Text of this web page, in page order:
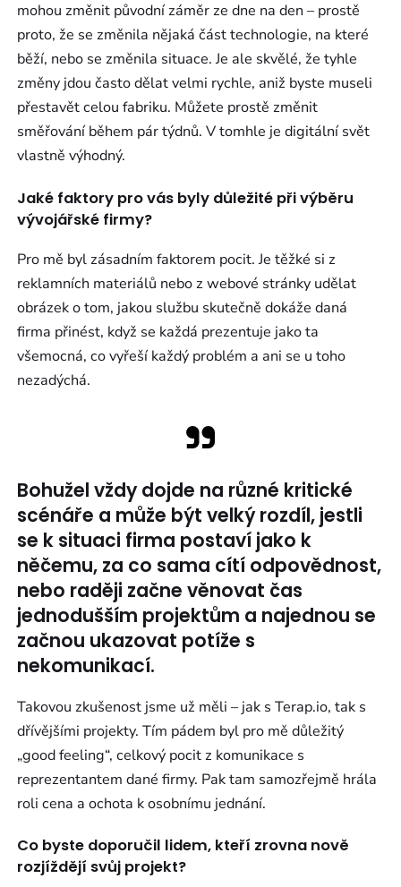
mohou změnit původní záměr ze dne na den – prostě
proto, že se změnila nějaká část technologie, na které
běží, nebo se změnila situace. Je ale skvělé, že tyhle
změny jdou často dělat velmi rychle, aniž byste museli
přestavět celou fabriku. Můžete prostě změnit
směřování během pár týdnů. V tomhle je digitální svět
vlastně výhodný.
Jaké faktory pro vás byly důležité při výběru
vývojářské firmy?
Pro mě byl zásadním faktorem pocit. Je těžké si z
reklamních materiálů nebo z webové stránky udělat
obrázek o tom, jakou službu skutečně dokáže daná
firma přinést, když se každá prezentuje jako ta
všemocná, co vyřeší každý problém a ani se u toho
nezadýchá.
Bohužel vždy dojde na různé kritické
scénáře a může být velký rozdíl, jestli
se k situaci firma postaví jako k
něčemu, za co sama cítí odpovědnost,
nebo raději začne věnovat čas
jednodušším projektům a najednou se
začnou ukazovat potíže s
nekomunikací.
Takovou zkušenost jsme už měli – jak s Terap.io, tak s
dřívějšími projekty. Tím pádem byl pro mě důležitý
„good feeling“, celkový pocit z komunikace s
reprezentantem dané firmy. Pak tam samozřejmě hrála
roli cena a ochota k osobnímu jednání.
Co byste doporučil lidem, kteří zrovna nově
rozjíždějí svůj projekt?